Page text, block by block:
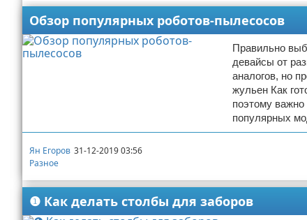
Обзор популярных роботов-пылесосов
Правильно
девайсы от
аналогов, но
жульен Как
поэтому
популярных
Ян Егоров 31-12-2019 03:56
Разное
❶ Как делать столбы для заборов